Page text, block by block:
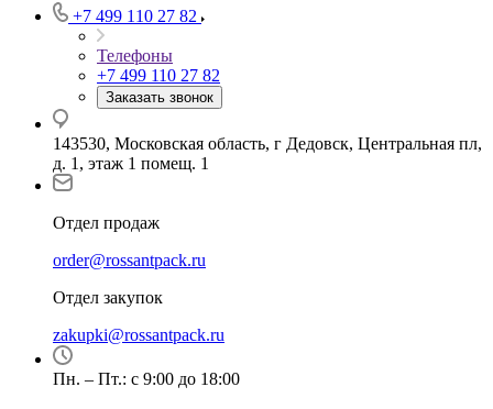
+7 499 110 27 82
Телефоны
+7 499 110 27 82
Заказать звонок
143530, Московская область, г Дедовск, Центральная пл,
д. 1, этаж 1 помещ. 1
Отдел продаж
order@rossantpack.ru
Отдел закупок
zakupki@rossantpack.ru
Пн. – Пт.: с 9:00 до 18:00